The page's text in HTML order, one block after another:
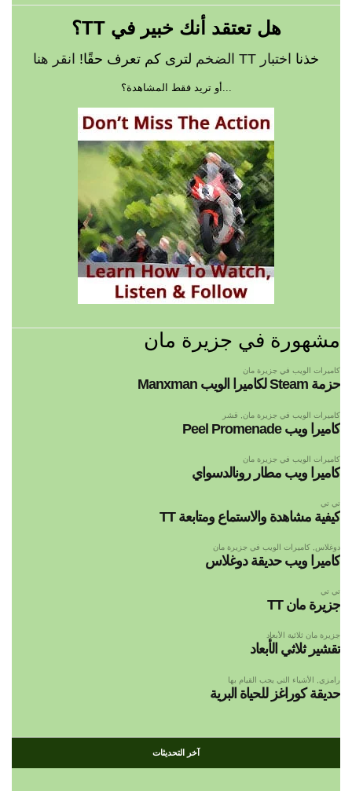
هل تعتقد أنك خبير في TT؟
خذنا اختبار TT الضخم لترى كم تعرف حقًا! انقر هنا
...أو تريد فقط المشاهدة؟
مشهورة في جزيرة مان
كاميرات الويب في جزيرة مان
حزمة Steam لكاميرا الويب Manxman
كاميرات الويب في جزيرة مان قشر
كاميرا ويب Peel Promenade
كاميرات الويب في جزيرة مان
كاميرا ويب مطار رونالدسواي
تي تي
كيفية مشاهدة والاستماع ومتابعة TT
دوغلاس كاميرات الويب في جزيرة مان
كاميرا ويب حديقة دوغلاس
تي تي
جزيرة مان TT
جزيرة مان ثلاثية الأبعاد
تقشير ثلاثي الأبعاد
رامزي الأشياء التي يجب القيام بها
حديقة كوراغز للحياة البرية
آخر التحديثات